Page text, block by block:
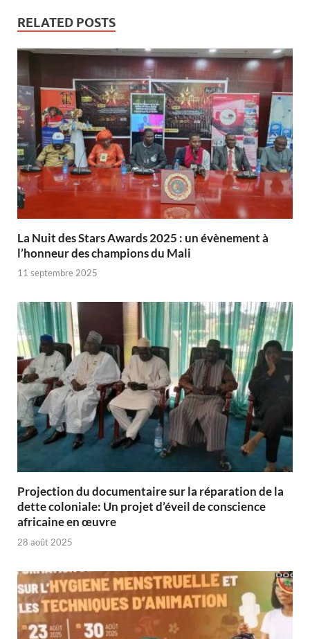
RELATED POSTS
‎La Nuit des Stars Awards 2025 : un évènement à
l’honneur des champions du Mali
11 septembre 2025
Projection du documentaire sur la réparation de la
dette coloniale: Un projet d’éveil de conscience
africaine en œuvre‎
28 août 2025